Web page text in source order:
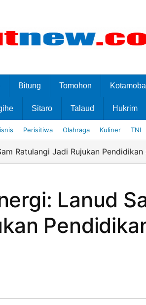
Bitung Tomohon
Sitaro Talaud Hukrim
Perisitiwa Olahraga Kuliner TNI
Ratulangi Jadi Rujukan
Lanud